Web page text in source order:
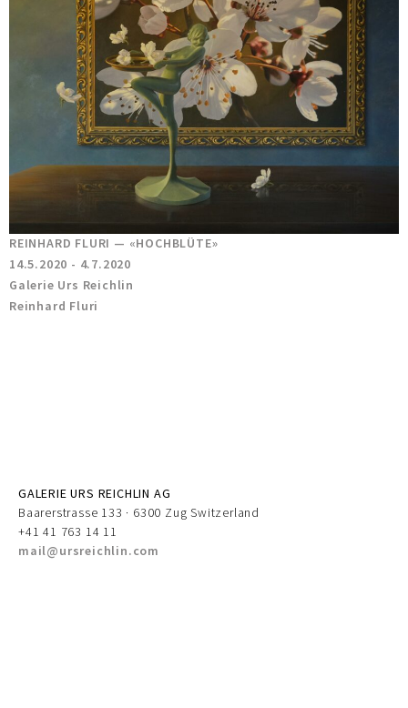
REINHARD FLURI — «HOCHBLÜTE»
14.5.2020 - 4.7.2020
Galerie Urs Reichlin
Reinhard Fluri
GALERIE URS REICHLIN AG
Baarerstrasse 133 · 6300 Zug Switzerland
+41 41 763 14 11
mail@ursreichlin.com